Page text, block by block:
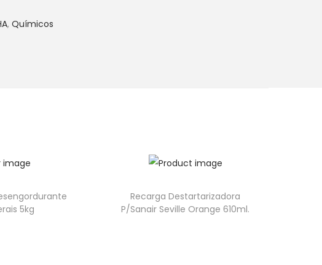
, Químicos
5kg
Recarga Destartarizadora
P/Sanair Seville Orange 610ml.